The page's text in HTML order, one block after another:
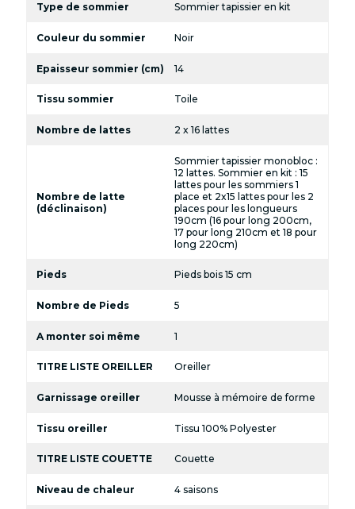
Type de sommier Sommier tapissier en kit
Couleur du sommier Noir
Epaisseur sommier (cm) 14
Tissu sommier Toile
Nombre de lattes 2 x 16 lattes
Nombre de latte
(déclinaison)
Sommier tapissier monobloc :
12 lattes. Sommier en kit : 15
lattes pour les sommiers 1
place et 2x15 lattes pour les 2
places pour les longueurs
190cm (16 pour long 200cm,
17 pour long 210cm et 18 pour
long 220cm)
Pieds Pieds bois 15 cm
Nombre de Pieds 5
A monter soi même 1
TITRE LISTE OREILLER Oreiller
Garnissage oreiller Mousse à mémoire de forme
Tissu oreiller Tissu 100% Polyester
TITRE LISTE COUETTE Couette
Niveau de chaleur 4 saisons